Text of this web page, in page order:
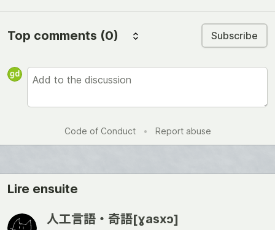
Top comments (0) Subscribe
Code of Conduct • Report abuse
Lire ensuite
人工言語・奇語[ɣasxɔ]